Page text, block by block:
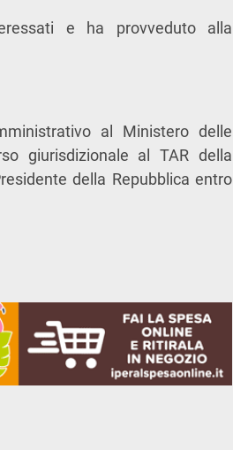
e ha provveduto alla
al Ministero delle
giurisdizionale al TAR della
della Repubblica entro